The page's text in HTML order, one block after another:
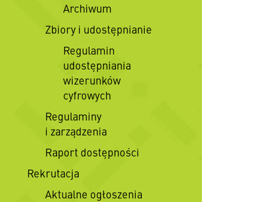
Archiwum
Zbiory i udostępnianie
Regulamin
udostępniania
wizerunków
cyfrowych
Regulaminy
i zarządzenia
Raport dostępności
Rekrutacja
Aktualne ogłoszenia